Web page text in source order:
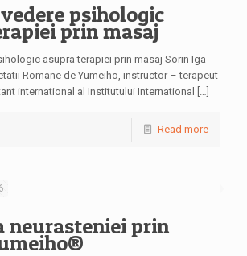
psihologic
prin masaj
asupra terapiei prin masaj Sorin Iga
Romane de Yumeiho, instructor – terapeut
international al Institutului International […]
Read more
neurasteniei prin